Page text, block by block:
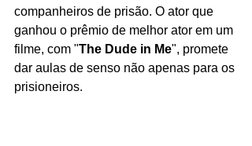
companheiros de prisão. O ator que
ganhou o prêmio de melhor ator em um
filme, com "The Dude in Me", promete
dar aulas de senso não apenas para os
prisioneiros.